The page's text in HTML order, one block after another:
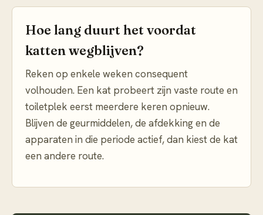
Hoe lang duurt het voordat
katten wegblijven?
Reken op enkele weken consequent
volhouden. Een kat probeert zijn vaste route en
toiletplek eerst meerdere keren opnieuw.
Blijven de geurmiddelen, de afdekking en de
apparaten in die periode actief, dan kiest de kat
een andere route.